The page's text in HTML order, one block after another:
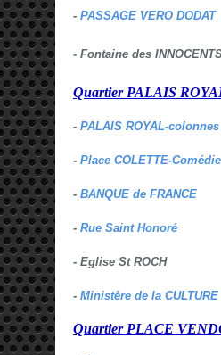
- PASSAGE VERO DODAT
- Fontaine des
Quartier PALAIS
- PALAIS ROYAL-
- Place COLETTE-
- BANQUE de FRANCE
- Rue Saint Honoré
- Eglise St ROCH
- Ministère de la CULTURE
Quartier PLACE